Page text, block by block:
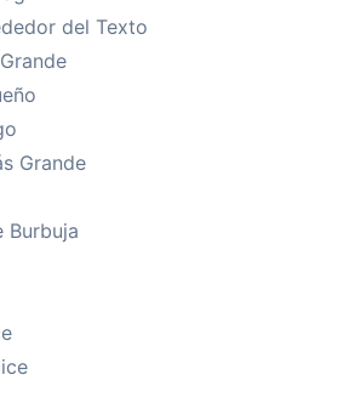
del Texto
Grande
Burbuja